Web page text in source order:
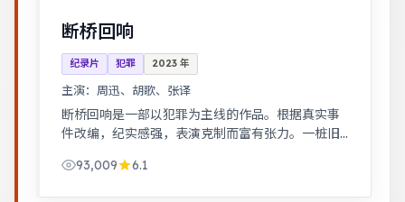
断桥回响
纪录片 犯罪 2023 年
主演： 周迅、胡歌、张译
断桥回响是一部以犯罪为主线的作品。根据真实事
件改编，纪实感强，表演克制而富有张力。一桩旧
93,009
6.1